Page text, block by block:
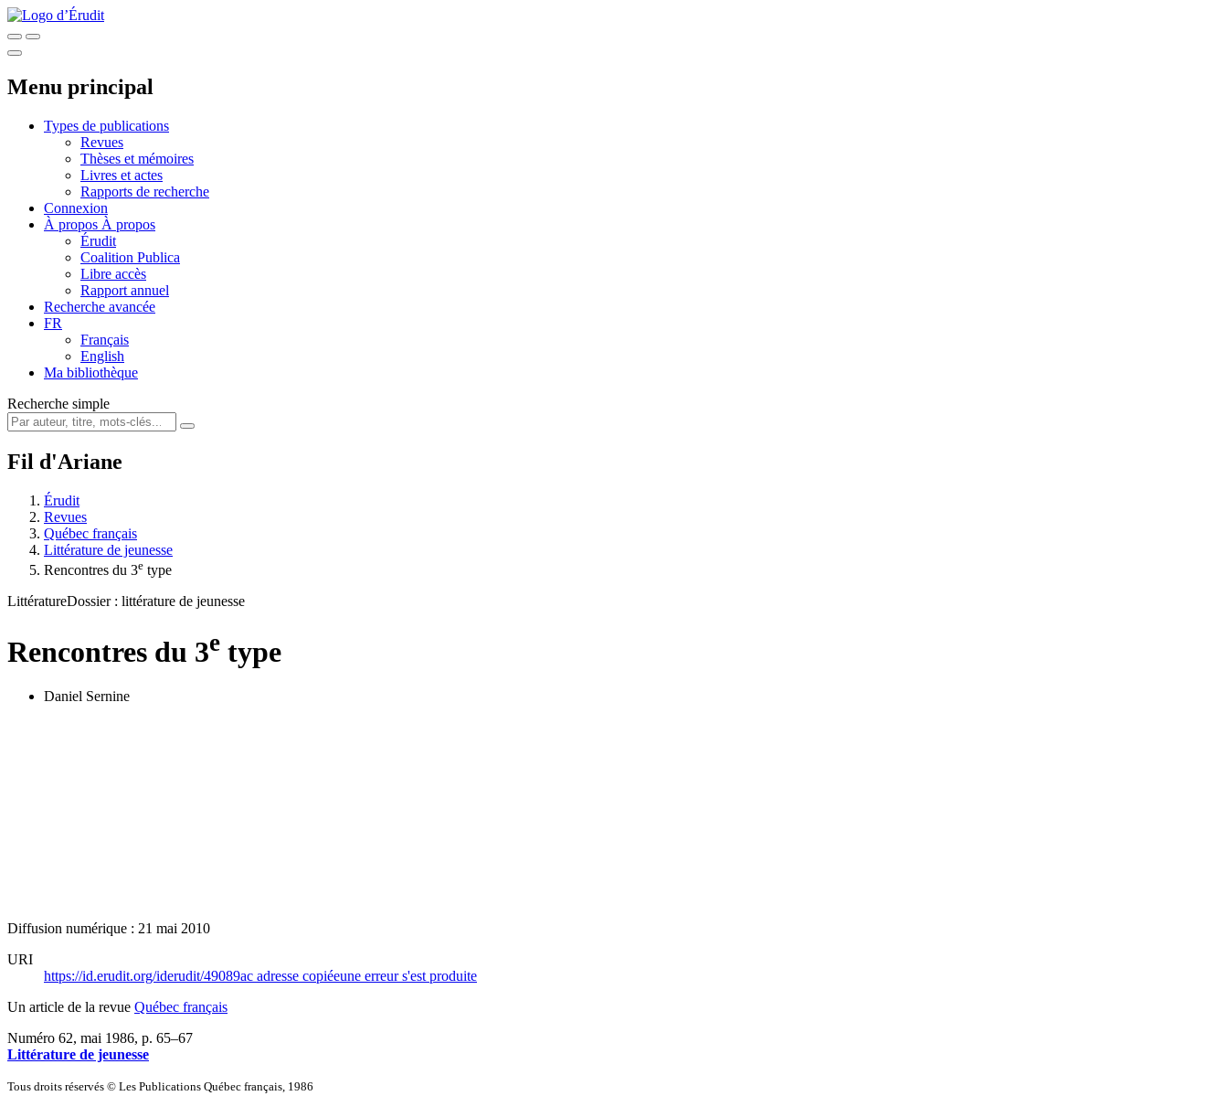
Menu principal
Types de publications
Revues
Thèses et mémoires
Livres et actes
Rapports de recherche
Connexion
À propos À propos
Érudit
Coalition Publica
Libre accès
Rapport annuel
Recherche avancée
FR
Français
English
Ma bibliothèque
Recherche simple
Fil d'Ariane
Érudit
Revues
Québec français
Littérature de jeunesse
Rencontres du 3e type
LittératureDossier : littérature de jeunesse
Rencontres du 3e type
Daniel Sernine
Diffusion numérique : 21 mai 2010
URI
https://id.erudit.org/iderudit/49089ac adresse copiéeune erreur s'est produite
Un article de la revue Québec français
Numéro 62, mai 1986, p. 65–67
Littérature de jeunesse
Tous droits réservés © Les Publications Québec français, 1986